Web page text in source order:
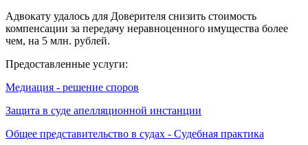
Адвокату удалось для Доверителя снизить стоимость
компенсации за передачу неравноценного имущества более
чем, на 5 млн. рублей.
Предоставленные услуги:
Медиация - решение споров
Защита в суде апелляционной инстанции
Общее представительство в судах - Судебная практика